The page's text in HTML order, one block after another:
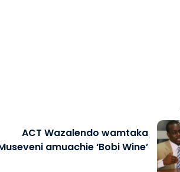
ACT Wazalendo wamtaka
amuachie ‘Bobi Wine’